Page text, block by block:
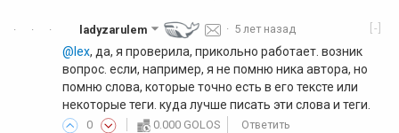
·
·
· [-]
ladyzarulem · 5 лет назад
@lex, да, я проверила, прикольно работает. возник
вопрос. если, например, я не помню ника автора, но
помню слова, которые точно есть в его тексте или
некоторые теги. куда лучше писать эти слова и теги.
0 0.000 GOLOS Ответить